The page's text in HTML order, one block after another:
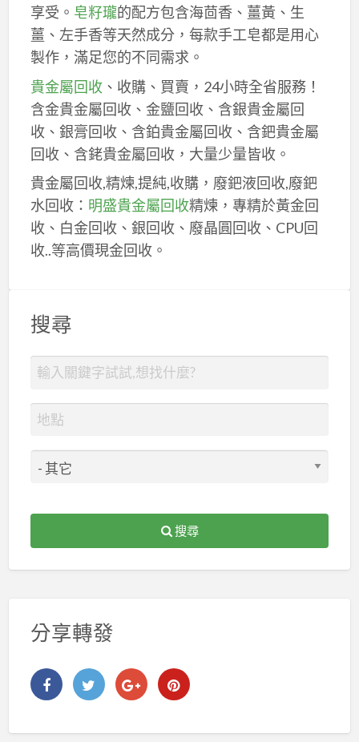
享受。 皂籽瓏的配方包含海茴香、薑黃、生
薑、左手香等天然成分，每款手工皂都是用心
製作，滿足您的不同需求。
貴金屬回收、收購、買賣，24小時全省服務！
含金貴金屬回收、金鹽回收、含銀貴金屬回
收、銀膏回收、含鉑貴金屬回收、含鈀貴金屬
回收、含銠貴金屬回收，大量少量皆收。
貴金屬回收,精煉,提純,收購，廢鈀液回收,廢鈀
水回收： 明盛貴金屬回收精煉，專精於黃金回
收、白金回收、銀回收、廢晶圓回收、CPU回
收..等高價現金回收。
搜尋
搜尋
分享轉發